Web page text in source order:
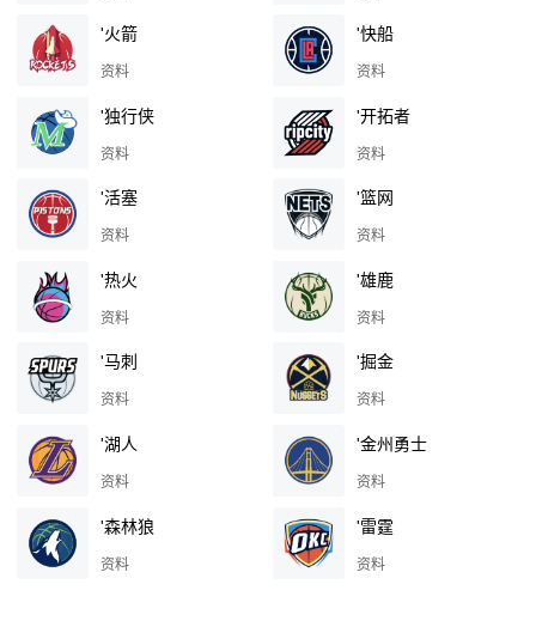
'火箭
资料
'快船
资料
'独行侠
资料
'开拓者
资料
'活塞
资料
'篮网
资料
'热火
资料
'雄鹿
资料
'马刺
资料
'掘金
资料
'湖人
资料
'金州勇士
资料
'森林狼
资料
'雷霆
资料